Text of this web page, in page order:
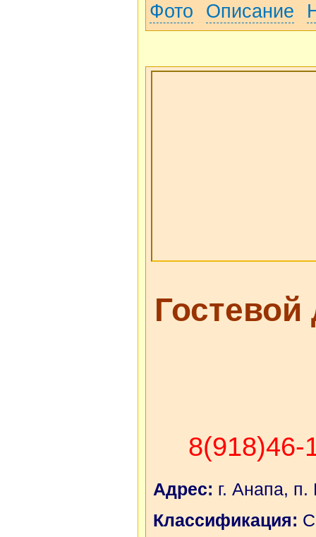
Фото Описание
8(918)46-
Адрес: г. Анапа,
Классификация: